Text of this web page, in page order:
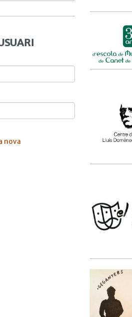
nova